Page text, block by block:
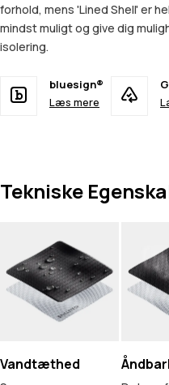
forhold, mens 'Lined Shell' er
mindst muligt og give dig
isolering.
bluesign®
Læs mere
Tekniske
Vandtæthed